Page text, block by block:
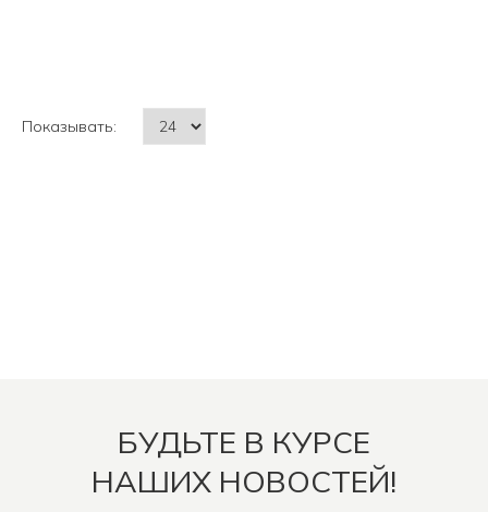
Показывать:
БУДЬТЕ В КУРСЕ
НАШИХ НОВОСТЕЙ!